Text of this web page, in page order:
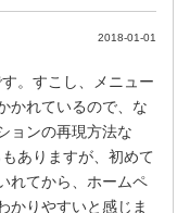
2018-01-01
。すこし、メニュー
かれているので、な
ョンの再現方法な
ありますが、初めて
れてから、ホームペ
かりやすいと感じま